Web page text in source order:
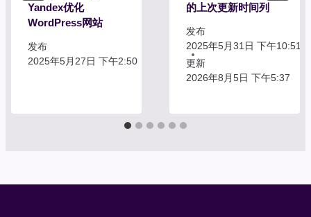
Yandex优化
WordPress网站
发布
2025年5月27日 下午2:50
的上次更新时间列
发布
2025年5月31日 下午10:51
更新
2026年8月5日 下午5:37